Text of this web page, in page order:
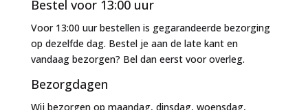
Bestel voor 13:00 uur
Voor 13:00 uur bestellen is gegarandeerde bezorging
op dezelfde dag. Bestel je aan de late kant en
vandaag bezorgen? Bel dan eerst voor overleg.
Bezorgdagen
Wij bezorgen op maandag, dinsdag, woensdag,